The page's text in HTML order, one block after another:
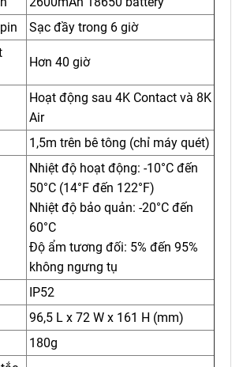
Sạc đầy trong 6 giờ
Hơn 40 giờ
Hoạt động sau 4K Contact và 8K
Air
1,5m trên bê tông (chỉ máy quét)
Nhiệt độ hoạt động: -10°C đến
50°C (14°F đến 122°F)
Nhiệt độ bảo quản: -20°C đến
60°C
Độ ẩm tương đối: 5% đến 95%
không ngưng tụ
IP52
96,5 L x 72 W x 161 H (mm)
180g